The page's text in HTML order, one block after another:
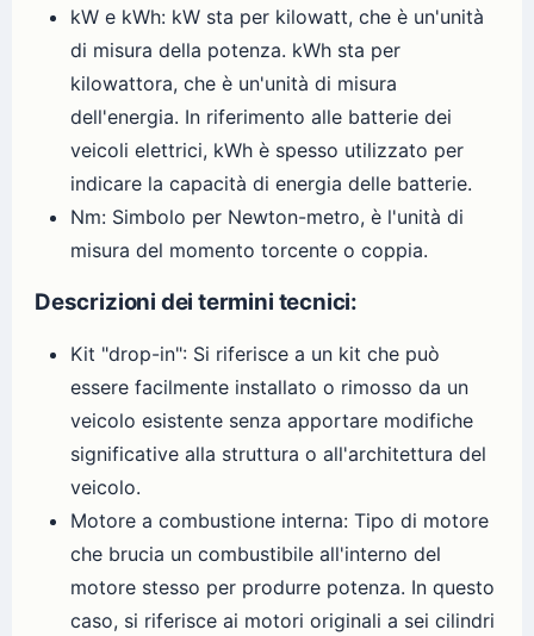
kW e kWh: kW sta per kilowatt, che è un'unità
di misura della potenza. kWh sta per
kilowattora, che è un'unità di misura
dell'energia. In riferimento alle batterie dei
veicoli elettrici, kWh è spesso utilizzato per
indicare la capacità di energia delle batterie.
Nm: Simbolo per Newton-metro, è l'unità di
misura del momento torcente o coppia.
Descrizioni dei termini tecnici:
Kit "drop-in": Si riferisce a un kit che può
essere facilmente installato o rimosso da un
veicolo esistente senza apportare modifiche
significative alla struttura o all'architettura del
veicolo.
Motore a combustione interna: Tipo di motore
che brucia un combustibile all'interno del
motore stesso per produrre potenza. In questo
caso, si riferisce ai motori originali a sei cilindri